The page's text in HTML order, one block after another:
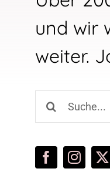
und wir
weiter.